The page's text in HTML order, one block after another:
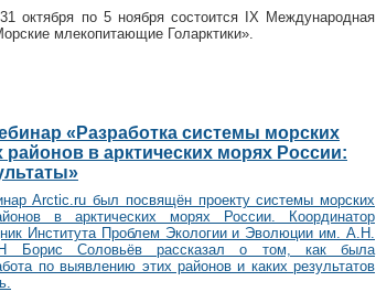
октября по 5 ноября состоится IX Международная
млекопитающие Голарктики».
«Разработка системы морских
в арктических морях России:
Arctic.ru был посвящён проекту системы морских
в арктических морях России. Координатор
Института Проблем Экологии и Эволюции им. А.Н.
Борис Соловьёв рассказал о том, как была
по выявлению этих районов и каких результатов